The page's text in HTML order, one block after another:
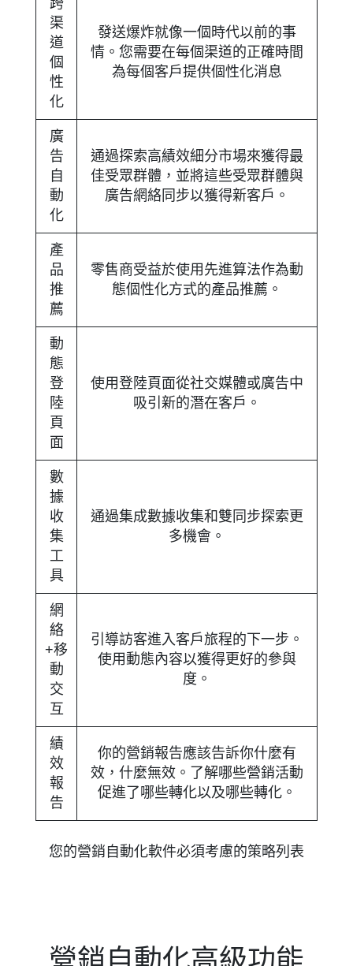
跨
渠
道
個
性
化
發送爆炸就像一個時代以前的事
情。您需要在每個渠道的正確時間
為每個客戶提供個性化消息
廣
告
自
動
化
通過探索高績效細分市場來獲得最
佳受眾群體，並將這些受眾群體與
廣告網絡同步以獲得新客戶。
產
品
推
薦
零售商受益於使用先進算法作為動
態個性化方式的產品推薦。
動
態
登
陸
頁
面
使用登陸頁面從社交媒體或廣告中
吸引新的潛在客戶。
數
據
收
集
工
具
通過集成數據收集和雙同步探索更
多機會。
網
絡
+移
動
交
互
引導訪客進入客戶旅程的下一步。
使用動態內容以獲得更好的參與
度。
績
效
報
告
你的營銷報告應該告訴你什麼有
效，什麼無效。了解哪些營銷活動
促進了哪些轉化以及哪些轉化。
您的營銷自動化軟件必須考慮的策略列表